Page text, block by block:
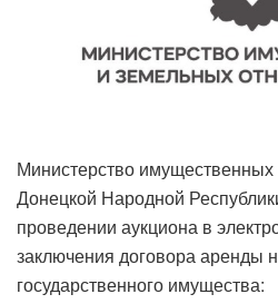
Министерство
Донецкой Народной
проведении аукциона в
заключения договора аренды
государственного имущества: